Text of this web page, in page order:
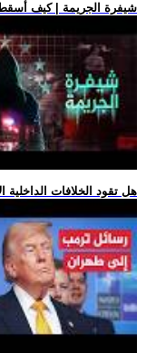
.. شيفرة الجريمة | كيف
.. هل تقود الخلافات الداخلية